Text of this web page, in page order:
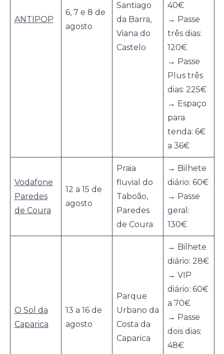
ANTIPOP
6, 7 e 8 de
agosto
Santiago
da Barra,
Viana do
Castelo
40€
→ Passe
três dias:
120€
→ Passe
Plus três
dias: 225€
→ Espaço
para
tenda: 6€
a 36€
Vodafone
Paredes
de Coura
12 a 15 de
agosto
Praia
fluvial do
Taboão,
Paredes
de Coura
→ Bilhete
diário: 60€
→ Passe
geral:
130€
O Sol da
Caparica
13 a 16 de
agosto
Parque
Urbano da
Costa da
Caparica
→ Bilhete
diário: 28€
→ VIP
diário: 60€
a 70€
→ Passe
dois dias:
48€